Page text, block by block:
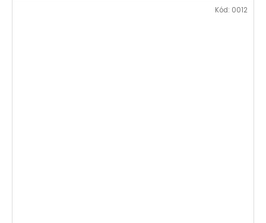
Kód: 0012